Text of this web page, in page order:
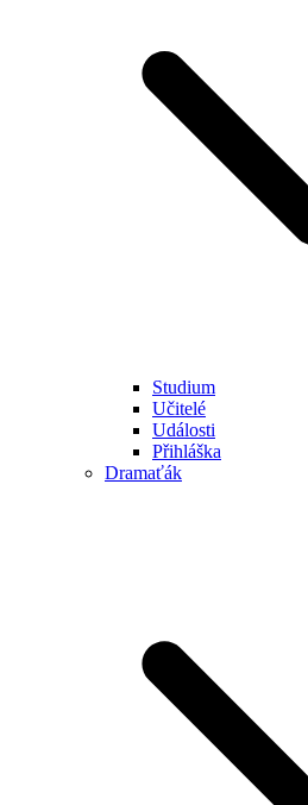
Studium
Učitelé
Události
Přihláška
Dramaťák